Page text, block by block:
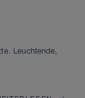
Leuchtende,